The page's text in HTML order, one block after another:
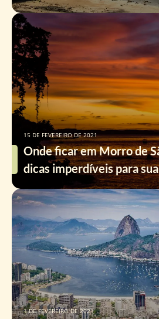
Onde ficar em Morro de
dicas imperdíveis para
15 DE FEVEREIRO DE 2021
1 DE FEVEREIRO DE 2021